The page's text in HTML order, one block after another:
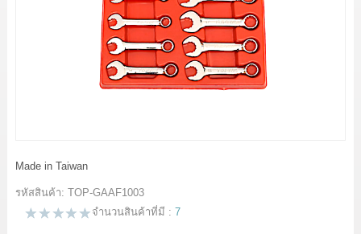
Made in Taiwan
รหัสสินค้า: TOP-GAAF1003
จำนวนสินค้าที่มี : 7